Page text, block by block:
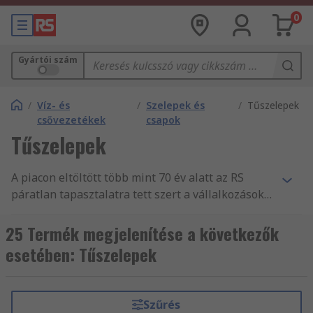
0
Gyártói szám
/ Víz- és
csővezetékek
/ Szelepek és
csapok
/ Tűszelepek
Tűszelepek
A piacon eltöltött több mint 70 év alatt az RS
páratlan tapasztalatra tett szert a vállalkozások
tartozékellátásában, mint Víz- és csővezetékek
forgalmazásában. Világszerte támogatjuk a
mérnököket Tűszelepek és más Szelepek és
vásárlói számára, akik mind tudják, hogy
25 Termék megjelenítése a következők
esetében: Tűszelepek
Szűrés